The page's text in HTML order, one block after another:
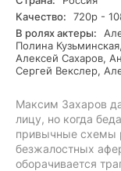
Качество:
720р -
В ролях актеры:
Полина
Алексей Сахаров,
Сергей Векслер,
Максим Захаров
лицу, но когда
привычные схемы
безжалостных
оборачивается